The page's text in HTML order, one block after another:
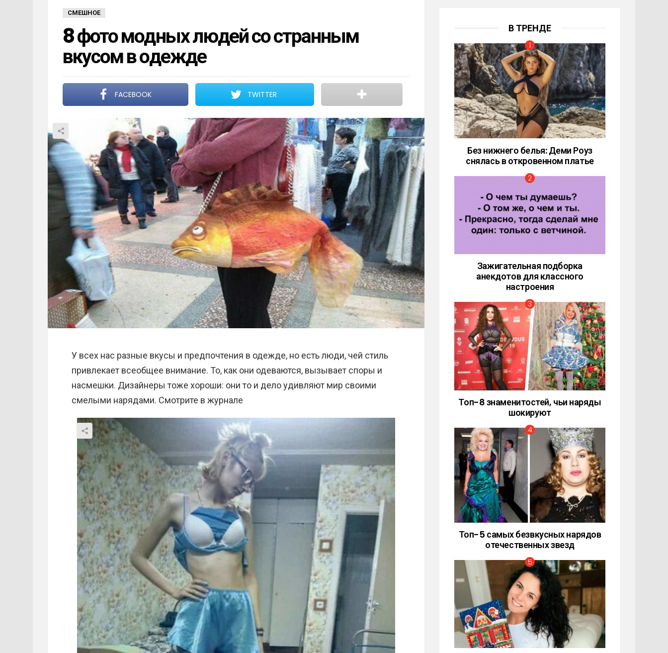
СМЕШНОЕ
8 фото модных людей со странным
вкусом в одежде
FACEBOOK TWITTER
У всех нас разные вкусы и предпочтения в одежде, но есть люди, чей стиль
привлекает всеобщее внимание. То, как они одеваются, вызывает споры и
насмешки. Дизайнеры тоже хороши: они то и дело удивляют мир своими
смелыми нарядами. Смотрите в журнале
В ТРЕНДЕ
Без нижнего белья: Деми Роуз
снялась в откровенном платье
Зажигательная подборка
анекдотов для классного
настроения
Топ-8 знаменитостей, чьи наряды
шокируют
Топ-5 самых безвкусных нарядов
отечественных звезд